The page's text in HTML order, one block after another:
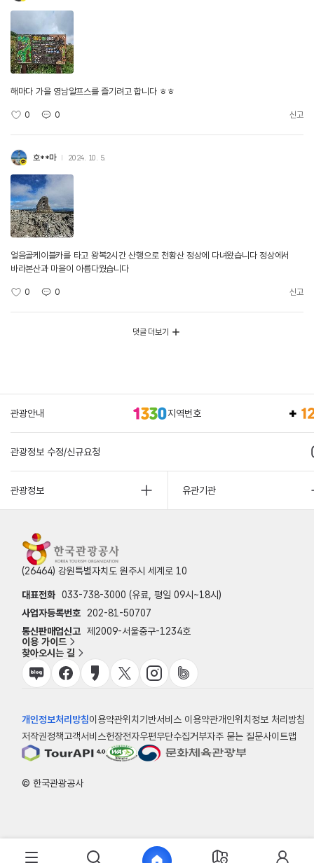
해마다 가을 영남알프스를 즐기려고 합니다 ㅎㅎ
0 0 신고
호**마 2024. 10. 5.
얼음골케이블카를 타고 왕복2시간 산행으로 천황산 정상에 다녀왔습니다 정상에서
바라본산과 마을이 아름다웠습니다
0 0 신고
댓글 더보기
관광안내 지역번호
관광정보 수정/신규요청
관광정보 유관기관
(26464) 강원특별자치도 원주시 세계로 10
대표전화 033-738-3000 (유료, 평일 09시~18시)
사업자등록번호
202-81-50707
통신판매업신고 제2009-서울중구-1234호
이용 가이드
찾아오시는 길
개인정보처리방침이용약관위치기반서비스 이용약관개인위치정보 처리방침
저작권정책고객서비스헌장전자우편무단수집거부자주 묻는 질문사이트맵
© 한국관광공사